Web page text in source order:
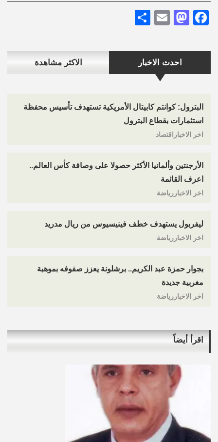
احدث الاخبار الاكثر مشاهدة
البترول: كوانتم كابيتال الأمريكية تستهدف تأسيس محفظة
استثمارات بقطاع البترول
اخر الاخباراقتصاد
الأرجنتين وألمانيا الأكثر حصولا على وصافة كأس العالم..
اعرف القائمة
اخر الاخباررياضة
ليفربول يستهدف خطف فينيسيوس من ريال مدريد
اخر الاخباررياضة
بجوار حمزة عبد الكريم.. برشلونة يعزز صفوفه بموهبة
مغربية جديدة
اخر الاخباررياضة
Facebook
Mastodon
Email
اقرأ أيضاً